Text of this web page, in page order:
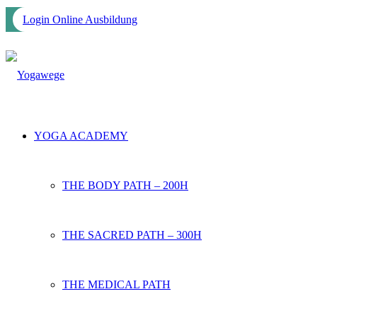
Login Online Ausbildung
YOGA ACADEMY
THE BODY PATH – 200H
THE SACRED PATH – 300H
THE MEDICAL PATH